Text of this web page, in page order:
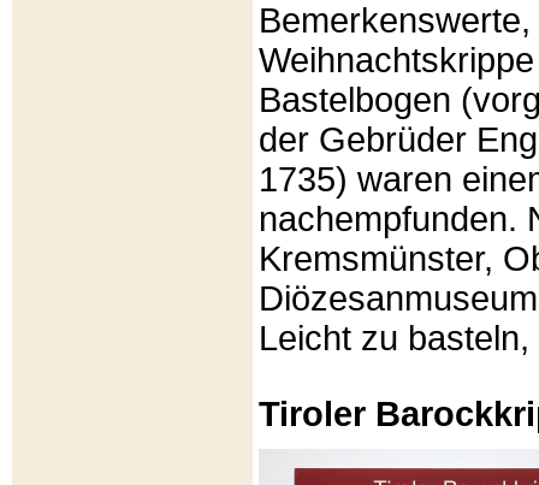
Bastelbogen
der Gebrüder
1735) waren
nachempfunden.
Kremsmünster,
Leicht zu
Tiroler